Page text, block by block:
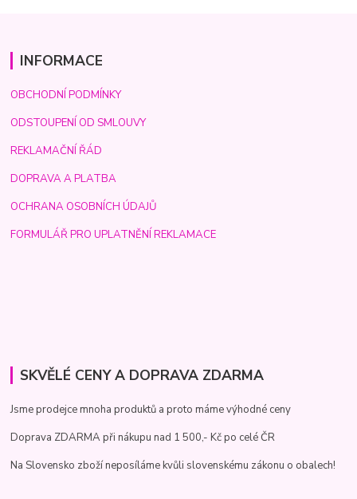
INFORMACE
OBCHODNÍ PODMÍNKY
ODSTOUPENÍ OD SMLOUVY
REKLAMAČNÍ ŘÁD
DOPRAVA A PLATBA
OCHRANA OSOBNÍCH ÚDAJŮ
FORMULÁŘ PRO UPLATNĚNÍ REKLAMACE
SKVĚLÉ CENY A DOPRAVA ZDARMA
Jsme prodejce mnoha produktů a proto máme výhodné ceny
Doprava ZDARMA při nákupu nad 1 500,- Kč po celé ČR
Na Slovensko zboží neposíláme kvůli slovenskému zákonu o obalech!